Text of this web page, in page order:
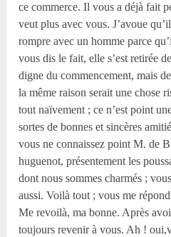
ce commerce. Il vous a déjà fait
veut plus avec vous. J’avoue
rompre avec un homme parce
vous dis le fait, elle s’est retirée
digne du commencement, mais
la même raison serait une chose
tout naïvement ; ce n’est point
sortes de bonnes et sincères
vous ne connaissez point M. de
huguenot, présentement les
dont nous sommes charmés ;
aussi. Voilà tout ; vous me
Me revoilà, ma bonne. Après
toujours revenir à vous. Ah !